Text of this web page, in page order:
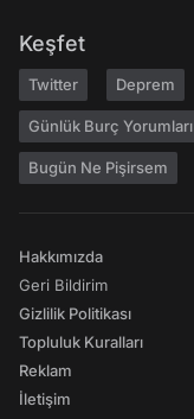
Keşfet
Twitter Deprem
Günlük Burç Yorumları
Bugün Ne Pişirsem
Hakkımızda
Geri Bildirim
Gizlilik Politikası
Topluluk Kuralları
Reklam
İletişim